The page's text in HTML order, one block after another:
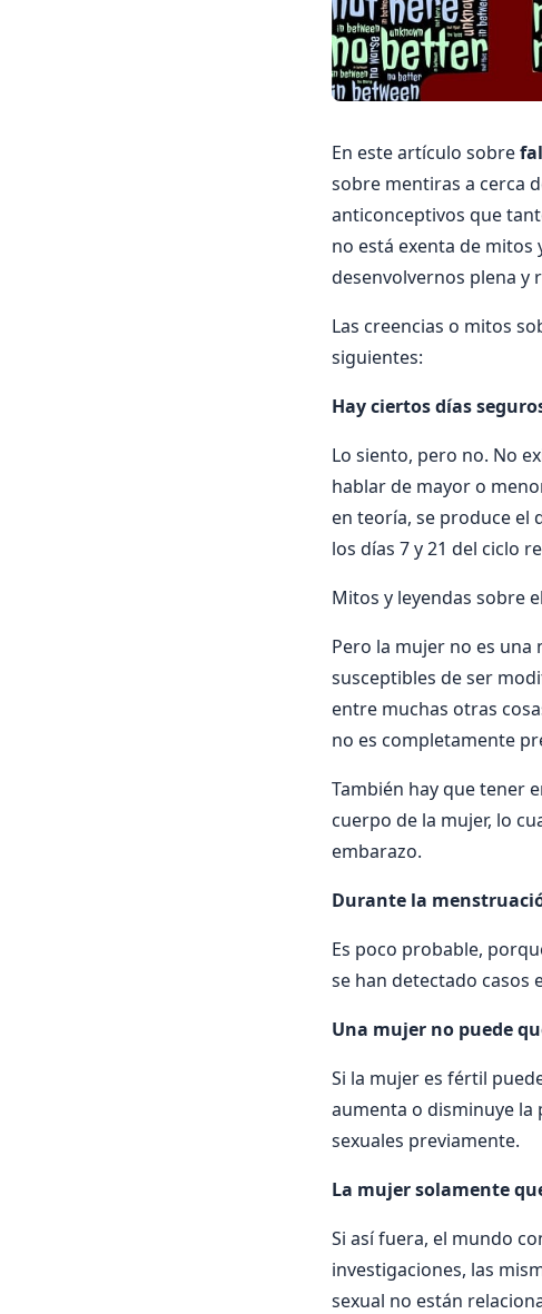
En este artículo sobre
sobre mentiras a cerca
anticonceptivos que
no está exenta de mitos
desenvolvernos plena y
Las creencias o mitos
siguientes:
Hay ciertos días
Lo siento, pero no. No
hablar de mayor o
en teoría, se produce el
los días 7 y 21 del ciclo
Mitos y leyendas sobre
Pero la mujer no es
susceptibles de ser
entre muchas otras
no es completamente
También hay que tener
cuerpo de la mujer, lo
embarazo.
Durante la
Es poco probable,
se han detectado casos
Una mujer no puede
Si la mujer es fértil
aumenta o disminuye la
sexuales previamente.
La mujer solamente
Si así fuera, el mundo
investigaciones, las
sexual no están